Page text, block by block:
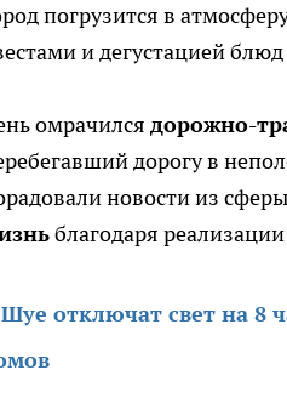
погрузится в
и дегустацией
омрачился дорожно-
дорогу в
новости из
благодаря
отключат свет на 8